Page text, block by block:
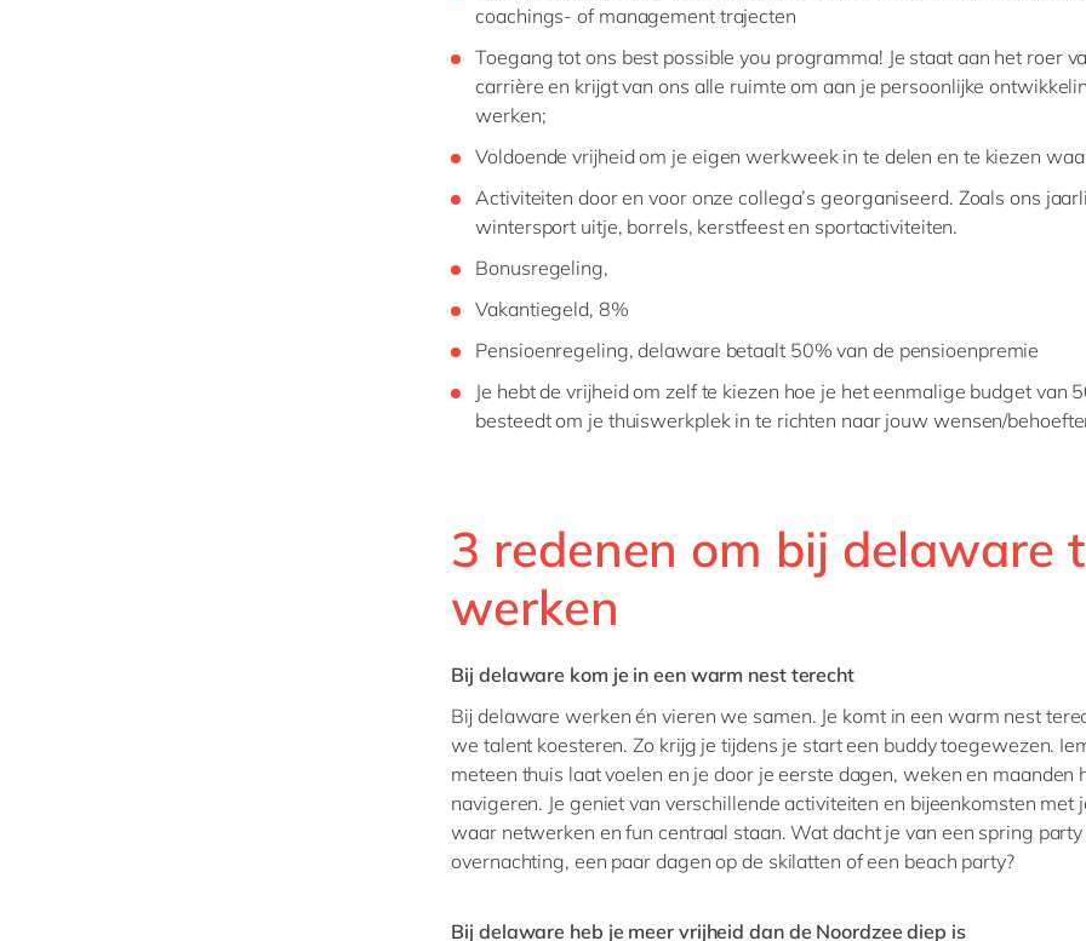
coachings- of management trajecten
Toegang tot ons best possible you programma! Je staat aan het roer
carrière en krijgt van ons alle ruimte om aan je persoonlijke
werken;
Voldoende vrijheid om je eigen werkweek in te delen en te kiezen
Activiteiten door en voor onze collega’s georganiseerd. Zoals ons
wintersport uitje, borrels, kerstfeest en sportactiviteiten.
Bonusregeling,
Vakantiegeld, 8%
Pensioenregeling, delaware betaalt 50% van de pensioenpremie
Je hebt de vrijheid om zelf te kiezen hoe je het eenmalige budget van
besteedt om je thuiswerkplek in te richten naar jouw wensen/
3 redenen om bij delaware
werken
Bij delaware kom je in een warm nest terecht
Bij delaware werken én vieren we samen. Je komt in een warm nest
we talent koesteren. Zo krijg je tijdens je start een buddy toegewezen.
meteen thuis laat voelen en je door je eerste dagen, weken en maanden
navigeren. Je geniet van verschillende activiteiten en bijeenkomsten met
waar netwerken en fun centraal staan. Wat dacht je van een spring
overnachting, een paar dagen op de skilatten of een beach party?
Bij delaware heb je meer vrijheid dan de Noordzee diep is